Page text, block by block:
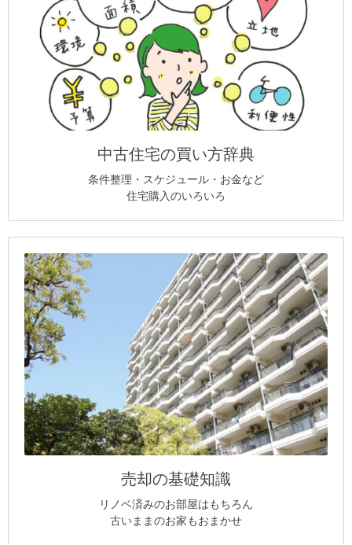
中古住宅の買い方辞典
条件整理・スケジュール・お金など
住宅購入のいろいろ
売却の基礎知識
リノベ済みのお部屋はもちろん
古いままのお家もおまかせ